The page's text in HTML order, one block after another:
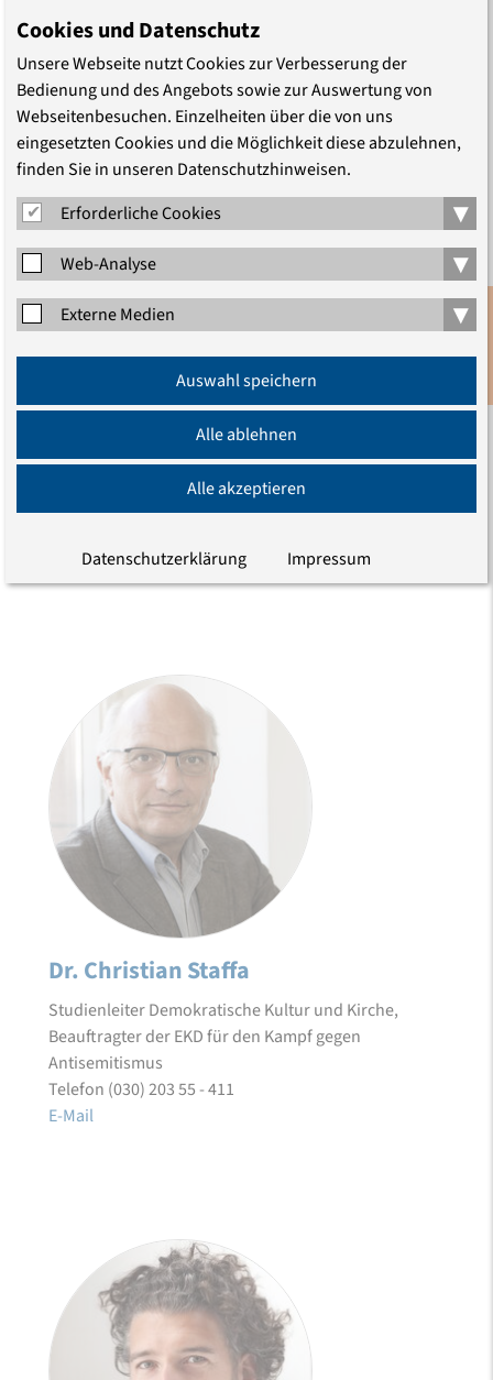
E-Mail
Dr. Max Oliver Schmidt
Studienleiter Migration und Europa
E-Mail
Dr. Christian Staffa
Studienleiter Demokratische Kultur und Kirche,
Beauftragter der EKD für den Kampf gegen
Antisemitismus
Telefon (030) 203 55 - 411
E-Mail
Anmeldung
Cookies und Datenschutz
Unsere Webseite nutzt Cookies zur Verbesserung der
Bedienung und des Angebots sowie zur Auswertung von
Webseitenbesuchen. Einzelheiten über die von uns
eingesetzten Cookies und die Möglichkeit diese abzulehnen,
finden Sie in unseren Datenschutzhinweisen.
Erforderliche Cookies
▾
Web-Analyse ▾
Externe Medien ▾
Auswahl speichern
Alle ablehnen
Alle akzeptieren
Datenschutzerklärung Impressum